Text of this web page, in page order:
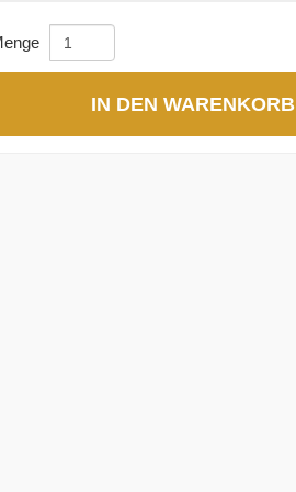
IN DEN WARENKORB